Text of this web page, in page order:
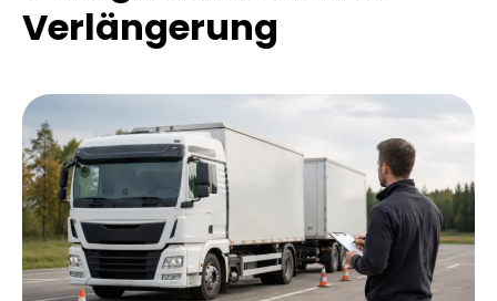
Verlängerung